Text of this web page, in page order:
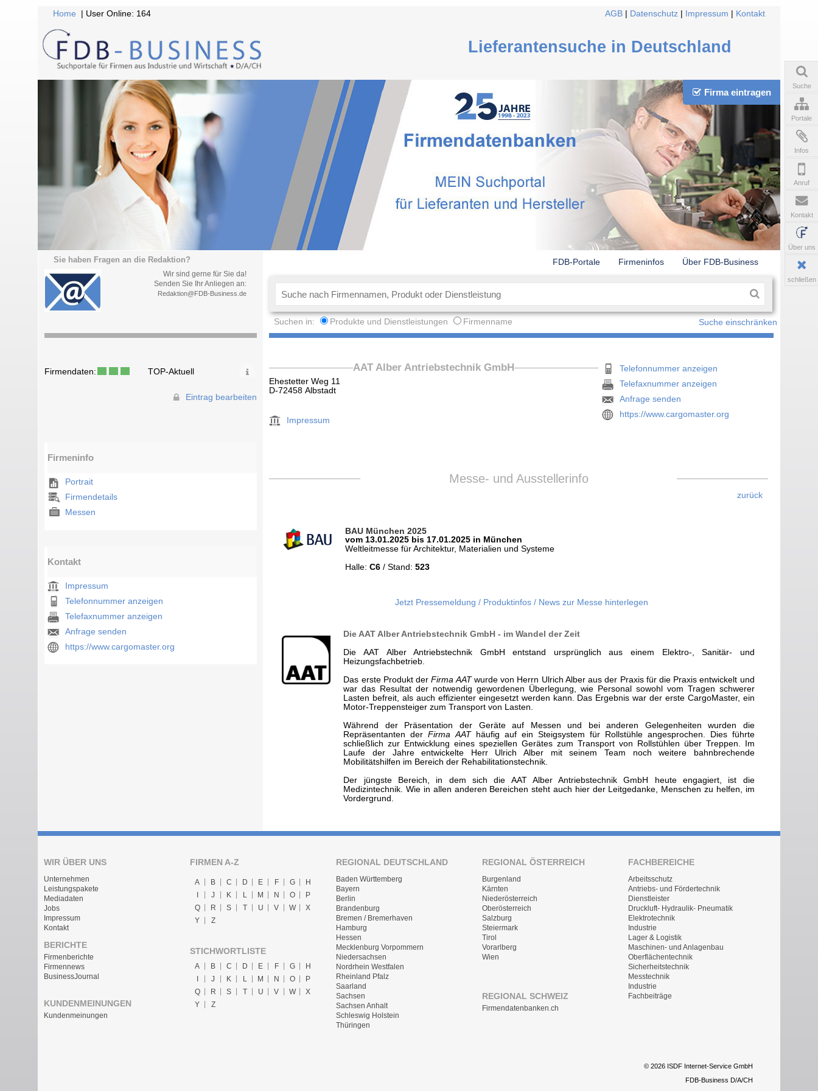
Home | User Online: 164 AGB Datenschutz Impressum Kontakt
Lieferantensuche in Deutschland
Firma eintragen
Sie haben Fragen an die Redaktion?
Wir sind gerne für Sie da!
Senden Sie Ihr Anliegen an:
Redaktion@FDB-Business.de
FDB-Portale Firmeninfos Über FDB-Business
Suchen in: Produkte und Dienstleistungen Firmenname Suche einschränken
Firmendaten: TOP-Aktuell
Eintrag bearbeiten
Firmeninfo
Portrait
Firmendetails
Messen
Kontakt
Impressum
Telefonnummer anzeigen
Telefaxnummer anzeigen
Anfrage senden
https://www.cargomaster.org
AAT Alber Antriebstechnik GmbH
Ehestetter Weg 11
D-72458 Albstadt
Impressum
Telefonnummer anzeigen
Telefaxnummer anzeigen
Anfrage senden
https://www.cargomaster.org
Messe- und Ausstellerinfo
zurück
BAU München 2025
vom 13.01.2025 bis 17.01.2025 in München
Weltleitmesse für Architektur, Materialien und Systeme
Halle: C6/ Stand: 523
Jetzt Pressemeldung / Produktinfos / News zur Messe hinterlegen
Die AAT Alber Antriebstechnik GmbH- im Wandel der Zeit
Die AAT Alber Antriebstechnik GmbH entstand ursprünglich aus einem Elektro-, Sanitär- und
Heizungsfachbetrieb.
Das erste Produkt derFirma AATwurde von Herrn Ulrich Alber aus der Praxis für die Praxis entwickelt und
war das Resultat der notwendig gewordenen Überlegung, wie Personal sowohl vom Tragen schwerer
Lasten befreit, als auch effizienter eingesetzt werden kann. Das Ergebnis war der erste CargoMaster, ein
Motor-Treppensteiger zum Transport von Lasten.
Während der Präsentation der Geräte auf Messen und bei anderen Gelegenheiten wurden die
Repräsentanten der Firma AAThäufig auf ein Steigsystem für Rollstühle angesprochen. Dies führte
schließlich zur Entwicklung eines speziellen Gerätes zum Transport von Rollstühlen über Treppen. Im
Laufe der Jahre entwickelte Herr Ulrich Alber mit seinem Team noch weitere bahnbrechende
Mobilitätshilfen im Bereich der Rehabilitationstechnik.
Der jüngste Bereich, in dem sich die AAT Alber Antriebstechnik GmbH heute engagiert, ist die
Medizintechnik. Wie in allen anderen Bereichen steht auch hier der Leitgedanke, Menschen zu helfen, im
Vordergrund.
WIR ÜBER UNS
Unternehmen
Leistungspakete
Mediadaten
Jobs
Impressum
Kontakt
BERICHTE
Firmenberichte
Firmennews
BusinessJournal
KUNDENMEINUNGEN
Kundenmeinungen
FIRMEN A-Z
A B C D E F G
H
I
J K L M N O
P
Q
R S T U V W
X
Y
Z
STICHWORTLISTE
A B C D E F G
H
J K L M N O
P
Q
R S T U V W
X
Y
Z
REGIONAL DEUTSCHLAND
Baden Württemberg
Bayern
Berlin
Brandenburg
Bremen / Bremerhaven
Hamburg
Hessen
Mecklenburg Vorpommern
Niedersachsen
Nordrhein Westfalen
Rheinland Pfalz
Saarland
Sachsen
Sachsen Anhalt
Schleswig Holstein
Thüringen
REGIONAL ÖSTERREICH
Burgenland
Kärnten
Niederösterreich
Oberösterreich
Salzburg
Steiermark
Tirol
Vorarlberg
Wien
REGIONAL SCHWEIZ
Firmendatenbanken.ch
FACHBEREICHE
Arbeitsschutz
Antriebs- und Fördertechnik
Dienstleister
Druckluft- Hydraulik- Pneumatik
Elektrotechnik
Industrie
Lager & Logistik
Maschinen- und Anlagenbau
Oberflächentechnik
Sicherheitstechnik
Messtechnik
Industrie
Fachbeiträge
© 2026 ISDF Internet-Service GmbH
FDB-Business D/A/CH
Suche
Portale
Infos
Anruf
Kontakt
Über uns
schließen